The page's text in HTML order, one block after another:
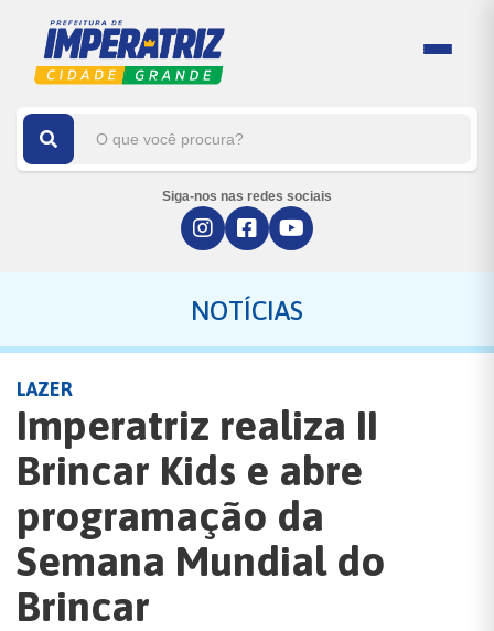
Siga-nos nas redes sociais
NOTÍCIAS
LAZER
Imperatriz realiza II
Brincar Kids e abre
programação da
Semana Mundial do
Brincar